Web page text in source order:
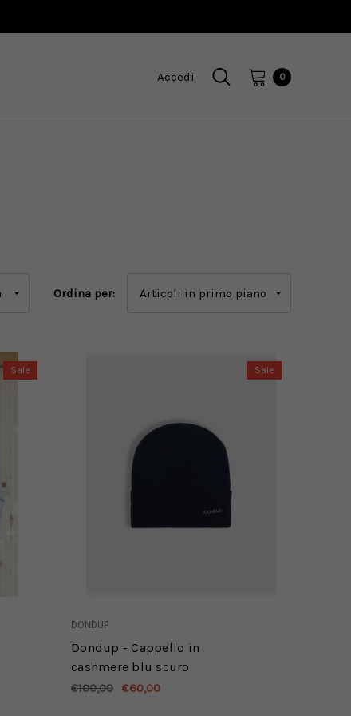
Accedi 0
Ordina per:
Sale Sale
DONDUP
Dondup - Cappello in
cashmere blu scuro
€100,00 €60,00